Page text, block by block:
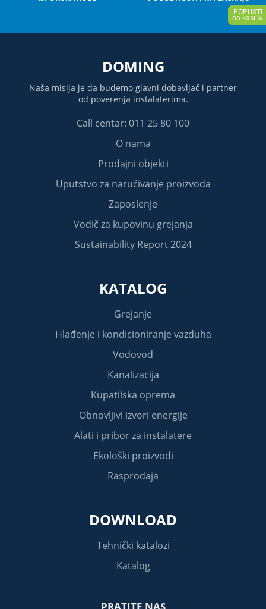
DOMING
Naša misija je da budemo glavni dobavljač i partner
od poverenja instalaterima.
Call centar: 011 25 80 100
O nama
Prodajni objekti
Uputstvo za naručivanje proizvoda
Zaposlenje
Vodič za kupovinu grejanja
Sustainability Report 2024
KATALOG
Grejanje
Hlađenje i kondicioniranje vazduha
Vodovod
Kanalizacija
Kupatilska oprema
Obnovljivi izvori energije
Alati i pribor za instalatere
Ekološki proizvodi
Rasprodaja
DOWNLOAD
Tehnički katalozi
Katalog
PRATITE NAS